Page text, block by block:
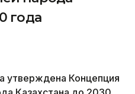
года
утверждена Концепция